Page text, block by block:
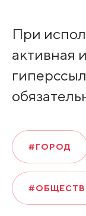
При
активная
#ГОРОД